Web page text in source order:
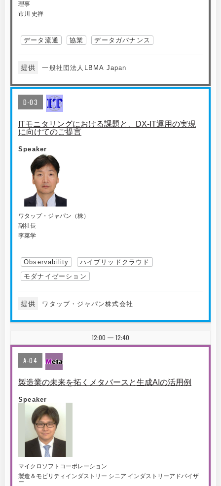
理事
市川 史祥
データ流通 協業 データガバナンス
提供 一般社団法人LBMA Japan
D-03
ITモニタリングにおける課題と、DX-IT運用の実現
に向けてのご提言
Speaker
ワタップ・ジャパン（株）
副社長
李菜学
Observability
ハイブリッドクラウド
モダナイゼーション
提供 ワタップ・ジャパン株式会社
12:00 | 12:40
A-04
製造業の未来を拓くメタバースと生成AIの活用例
Speaker
マイクロソフトコーポレーション
製造＆モビリティインダストリー シニア インダストリーアドバイザ
ー